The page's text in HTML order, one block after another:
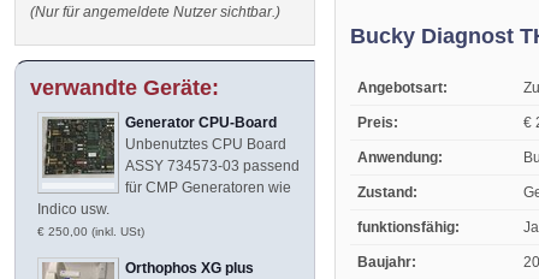
Bucky Diagnost
Angebotsart:
Preis: €
Anwendung:
Zustand:
funktionsfähig: Ja
Baujahr:
(Nur für angemeldete Nutzer sichtbar.)
verwandte Geräte:
Generator CPU-Board
Unbenutztes CPU Board
ASSY 734573-03 passend
für CMP Generatoren wie
Indico usw.
€ 250,00 (inkl. USt)
Orthophos XG plus